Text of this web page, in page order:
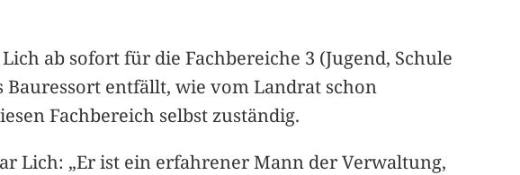
ab sofort für die Fachbereiche 3 (Jugend, Schule
Bauressort entfällt, wie vom Landrat schon
Fachbereich selbst zuständig.
Lich: „Er ist ein erfahrener Mann der Verwaltung,